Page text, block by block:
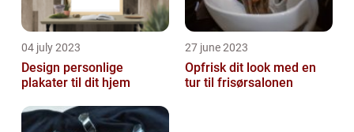
04 july 2023
Design personlige
plakater til dit hjem
27 june 2023
Opfrisk dit look med en
tur til frisørsalonen